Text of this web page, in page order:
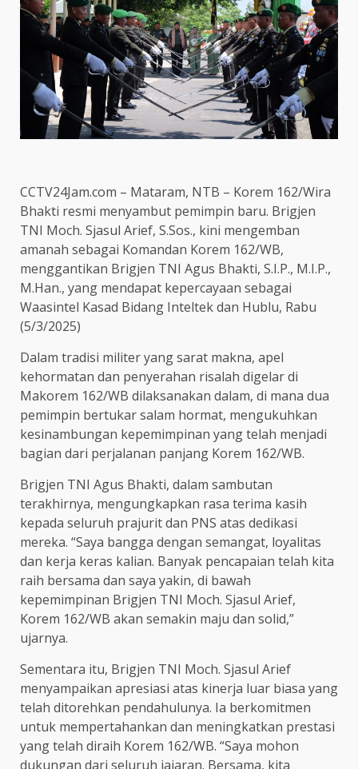
CCTV24Jam.com – Mataram, NTB – Korem 162/Wira
Bhakti resmi menyambut pemimpin baru. Brigjen
TNI Moch. Sjasul Arief, S.Sos., kini mengemban
amanah sebagai Komandan Korem 162/WB,
menggantikan Brigjen TNI Agus Bhakti, S.I.P., M.I.P.,
M.Han., yang mendapat kepercayaan sebagai
Waasintel Kasad Bidang Inteltek dan Hublu, Rabu
(5/3/2025)
Dalam tradisi militer yang sarat makna, apel
kehormatan dan penyerahan risalah digelar di
Makorem 162/WB dilaksanakan dalam, di mana dua
pemimpin bertukar salam hormat, mengukuhkan
kesinambungan kepemimpinan yang telah menjadi
bagian dari perjalanan panjang Korem 162/WB.
Brigjen TNI Agus Bhakti, dalam sambutan
terakhirnya, mengungkapkan rasa terima kasih
kepada seluruh prajurit dan PNS atas dedikasi
mereka. “Saya bangga dengan semangat, loyalitas
dan kerja keras kalian. Banyak pencapaian telah kita
raih bersama dan saya yakin, di bawah
kepemimpinan Brigjen TNI Moch. Sjasul Arief,
Korem 162/WB akan semakin maju dan solid,”
ujarnya.
Sementara itu, Brigjen TNI Moch. Sjasul Arief
menyampaikan apresiasi atas kinerja luar biasa yang
telah ditorehkan pendahulunya. Ia berkomitmen
untuk mempertahankan dan meningkatkan prestasi
yang telah diraih Korem 162/WB. “Saya mohon
dukungan dari seluruh jajaran. Bersama, kita